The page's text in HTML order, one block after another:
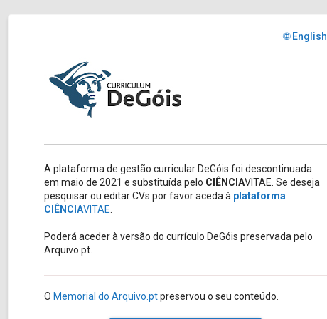
🌐 English
A plataforma de gestão curricular DeGóis foi descontinuada
em maio de 2021 e substituída pelo CIÊNCIAVITAE. Se deseja
pesquisar ou editar CVs por favor aceda à plataforma
CIÊNCIAVITAE
Poderá aceder à versão do currículo DeGóis preservada pelo
Arquivo.pt.
O Memorial do Arquivo.ptpreservou o seu conteúdo.